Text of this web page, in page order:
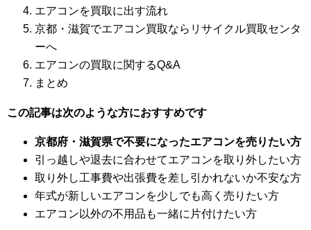
エアコンを買取に出す流れ
京都・滋賀でエアコン買取ならリサイクル買取センタ
ーへ
エアコンの買取に関するQ&A
まとめ
この記事は次のような方におすすめです
京都府・滋賀県で不要になったエアコンを売りたい方
引っ越しや退去に合わせてエアコンを取り外したい方
取り外し工事費や出張費を差し引かれないか不安な方
年式が新しいエアコンを少しでも高く売りたい方
エアコン以外の不用品も一緒に片付けたい方